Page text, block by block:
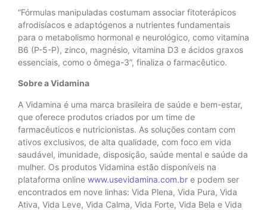
“Fórmulas manipuladas costumam associar fitoterápicos
afrodisíacos e adaptógenos a nutrientes fundamentais
para o metabolismo hormonal e neurológico, como vitamina
B6 (P-5-P), zinco, magnésio, vitamina D3 e ácidos graxos
essenciais, como o ômega-3”, finaliza o farmacêutico.
Sobre a Vidamina
A Vidamina é uma marca brasileira de saúde e bem-estar,
que oferece produtos criados por um time de
farmacêuticos e nutricionistas. As soluções contam com
ativos exclusivos, de alta qualidade, com foco em vida
saudável, imunidade, disposição, saúde mental e saúde da
mulher. Os produtos Vidamina estão disponíveis na
plataforma online www.usevidamina.com.br e podem ser
encontrados em nove linhas: Vida Plena, Vida Pura, Vida
Ativa, Vida Leve, Vida Calma, Vida Forte, Vida Bela e Vida